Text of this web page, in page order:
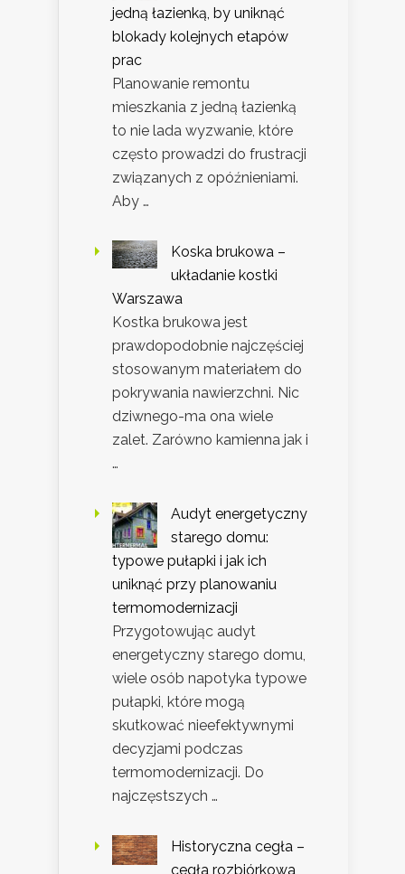
jedną łazienką, by uniknąć
blokady kolejnych etapów
prac
Planowanie remontu
mieszkania z jedną łazienką
to nie lada wyzwanie, które
często prowadzi do frustracji
związanych z opóźnieniami.
Aby …
Koska brukowa –
układanie kostki
Warszawa
Kostka brukowa jest
prawdopodobnie najczęściej
stosowanym materiałem do
pokrywania nawierzchni. Nic
dziwnego-ma ona wiele
zalet. Zarówno kamienna jak i
…
Audyt energetyczny
starego domu:
typowe pułapki i jak ich
uniknąć przy planowaniu
termomodernizacji
Przygotowując audyt
energetyczny starego domu,
wiele osób napotyka typowe
pułapki, które mogą
skutkować nieefektywnymi
decyzjami podczas
termomodernizacji. Do
najczęstszych …
Historyczna cegła –
cegła rozbiórkowa